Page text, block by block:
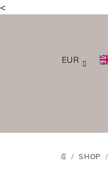
<
EUR
HOME
/ SHOP /